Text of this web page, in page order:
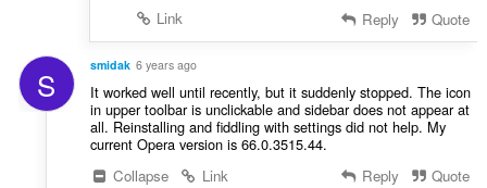
Link
Reply Quote
S smidak 6 years ago
It worked well until recently, but it suddenly stopped. The icon
in upper toolbar is unclickable and sidebar does not appear at
all. Reinstalling and fiddling with settings did not help. My
current Opera version is 66.0.3515.44.
Collapse
Link Reply Quote